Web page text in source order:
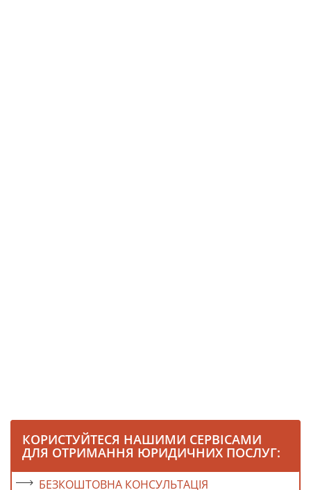
КОРИСТУЙТЕСЯ НАШИМИ СЕРВІСАМИ
ДЛЯ ОТРИМАННЯ ЮРИДИЧНИХ ПОСЛУГ:
БЕЗКОШТОВНА КОНСУЛЬТАЦІЯ